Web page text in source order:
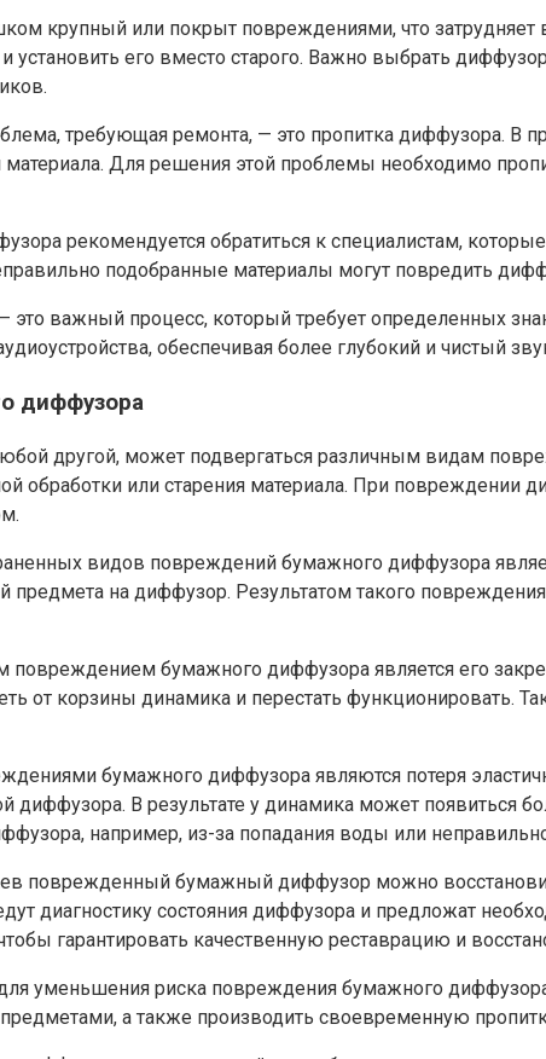
крупный или покрыт повреждениями, что затрудняет
установить его вместо старого. Важно выбрать
требующая ремонта, — это пропитка диффузора. В
Для решения этой проблемы необходимо
рекомендуется обратиться к специалистам,
подобранные материалы могут повредить
важный процесс, который требует определенных
обеспечивая более глубокий и чистый
диффузора
другой, может подвергаться различным видам
обработки или старения материала. При
видов повреждений бумажного диффузора
предмета на диффузор. Результатом такого
бумажного диффузора является его
от корзины динамика и перестать
бумажного диффузора являются потеря
диффузора. В результате у динамика может появиться
например, из-за попадания воды или
поврежденный бумажный диффузор можно
диагностику состояния диффузора и предложат
гарантировать качественную реставрацию и
уменьшения риска повреждения бумажного
а также производить своевременную